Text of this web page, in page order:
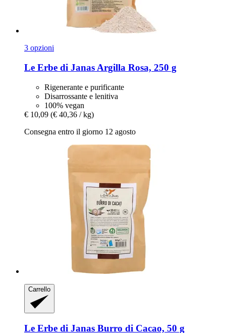
3 opzioni
Le Erbe di Janas Argilla Rosa, 250 g
Rigenerante e purificante
Disarrossante e lenitiva
100% vegan
€ 10,09 (€ 40,36 / kg)
Consegna entro il giorno 12 agosto
Carrello
Le Erbe di Janas Burro di Cacao, 50 g